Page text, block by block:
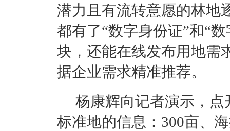
潜力且有流转意愿的林地
都有了“数字身份证”和“
块，还能在线发布用地需
据企业需求精准推荐。
杨康辉向记者演示，
标准地的信息：300亩、